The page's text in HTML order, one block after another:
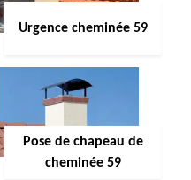
Urgence cheminée 59
Pose de chapeau de
cheminée 59